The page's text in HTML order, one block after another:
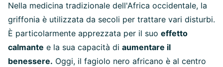
Nella medicina tradizionale dell'Africa occidentale, la
griffonia è utilizzata da secoli per trattare vari disturbi.
È particolarmente apprezzata per il suo effetto
calmante e la sua capacità di aumentare il
benessere. Oggi, il fagiolo nero africano è al centro